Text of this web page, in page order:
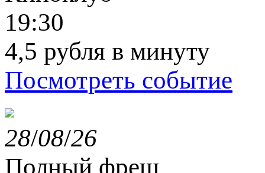
19:30
4,5 рубля в минуту
Посмотреть событие
28/08/26
Полный фреш